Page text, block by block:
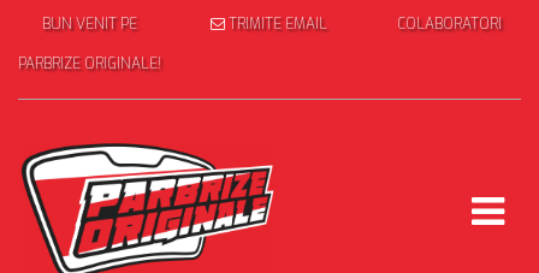
BUN VENIT PE
PARBRIZE ORIGINALE!
TRIMITE EMAIL COLABORATORI